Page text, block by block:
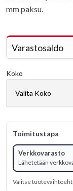
mm paksu.
Varastosaldo
Koko
Toimitustapa
Verkkovarasto
Lähetetään
Valitse